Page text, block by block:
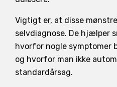
Vigtigt er, at disse
selvdiagnose. De hjælper
hvorfor nogle symptomer
og hvorfor man ikke
standardårsag.